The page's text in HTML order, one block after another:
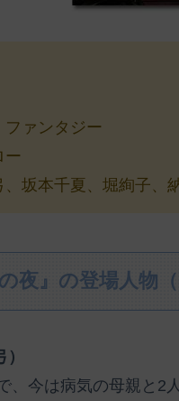
ファンタジー
ー
坂本千夏、堀絢子、
夜』の登場人物（
、今は病気の母親と2